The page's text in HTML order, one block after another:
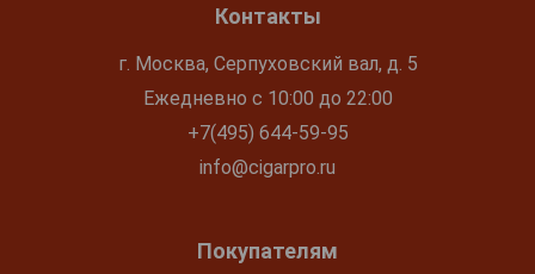
Контакты
г. Москва, Серпуховский вал, д. 5
Ежедневно с 10:00 до 22:00
+7(495) 644-59-95
info@cigarpro.ru
Покупателям